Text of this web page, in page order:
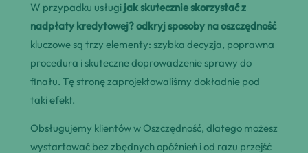
W przypadku usługi jak skutecznie skorzystać z
nadpłaty kredytowej? odkryj sposoby na oszczędność
kluczowe są trzy elementy: szybka decyzja, poprawna
procedura i skuteczne doprowadzenie sprawy do
finału. Tę stronę zaprojektowaliśmy dokładnie pod
taki efekt.
Obsługujemy klientów w Oszczędność, dlatego możesz
wystartować bez zbędnych opóźnień i od razu przejść